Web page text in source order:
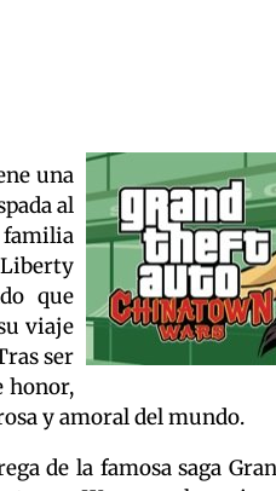
una
al
que
viaje
ser
honor,
y amoral del mundo.
de la famosa saga